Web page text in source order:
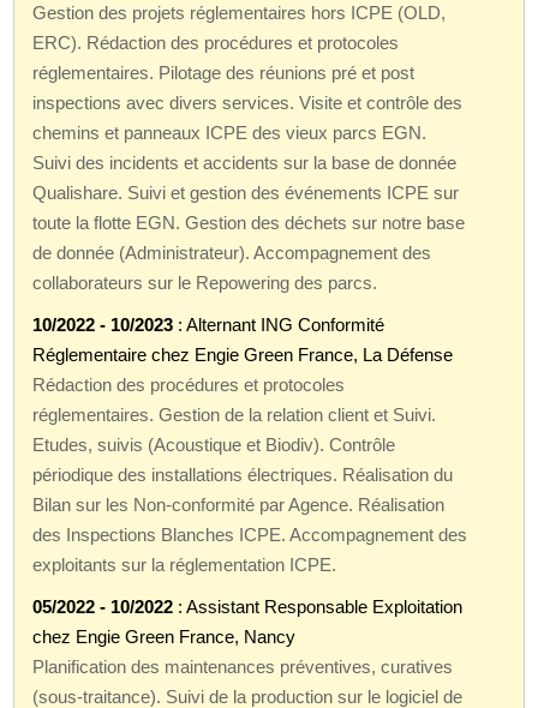
Gestion des projets réglementaires hors ICPE (OLD,
ERC). Rédaction des procédures et protocoles
réglementaires. Pilotage des réunions pré et post
inspections avec divers services. Visite et contrôle des
chemins et panneaux ICPE des vieux parcs EGN.
Suivi des incidents et accidents sur la base de donnée
Qualishare. Suivi et gestion des événements ICPE sur
toute la flotte EGN. Gestion des déchets sur notre base
de donnée (Administrateur). Accompagnement des
collaborateurs sur le Repowering des parcs.
10/2022 - 10/2023 : Alternant ING Conformité
Réglementaire chez Engie Green France, La Défense
Rédaction des procédures et protocoles
réglementaires. Gestion de la relation client et Suivi.
Etudes, suivis (Acoustique et Biodiv). Contrôle
périodique des installations électriques. Réalisation du
Bilan sur les Non-conformité par Agence. Réalisation
des Inspections Blanches ICPE. Accompagnement des
exploitants sur la réglementation ICPE.
05/2022 - 10/2022 : Assistant Responsable Exploitation
chez Engie Green France, Nancy
Planification des maintenances préventives, curatives
(sous-traitance). Suivi de la production sur le logiciel de